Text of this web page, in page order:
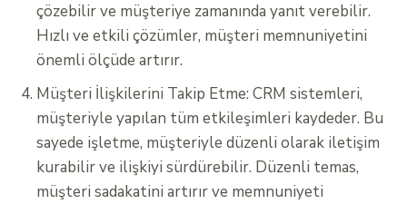
çözebilir ve müşteriye zamanında yanıt verebilir.
Hızlı ve etkili çözümler, müşteri memnuniyetini
önemli ölçüde artırır.
Müşteri İlişkilerini Takip Etme: CRM sistemleri,
müşteriyle yapılan tüm etkileşimleri kaydeder. Bu
sayede işletme, müşteriyle düzenli olarak iletişim
kurabilir ve ilişkiyi sürdürebilir. Düzenli temas,
müşteri sadakatini artırır ve memnuniyeti